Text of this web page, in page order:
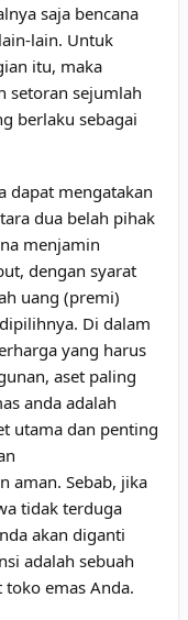
saja bencana
lain. Untuk
itu, maka
setoran sejumlah
berlaku sebagai
dapat mengatakan
dua belah pihak
menjamin
dengan syarat
uang (premi)
Di dalam
yang harus
aset paling
anda adalah
utama dan penting
aman. Sebab, jika
tidak terduga
akan diganti
adalah sebuah
emas Anda.